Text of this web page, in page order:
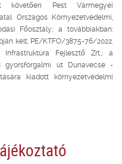
követően Pest Vármegyei
Országos Környezetvédelmi,
Főosztály; a továbbiakban:
kelt, PE/KTFO/3875-76/2022.
Fejlesztő Zrt.; a
gyorsforgalmi út Dunavecse -
kiadott környezetvédelmi